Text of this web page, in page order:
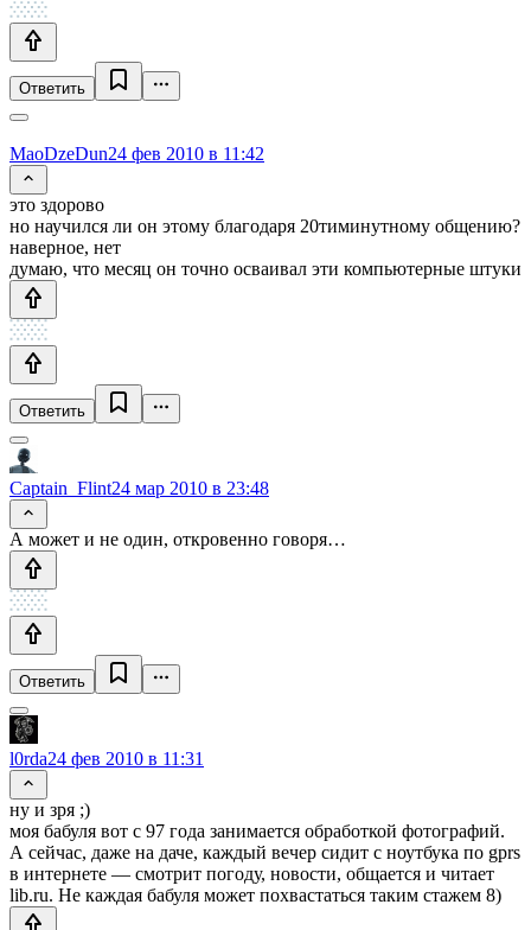
Ответить
MaoDzeDun24 фев 2010 в 11:42
это здорово
но научился ли он этому благодаря 20тиминутному общению?
наверное, нет
думаю, что месяц он точно осваивал эти компьютерные штуки
Ответить
Captain_Flint24 мар 2010 в 23:48
А может и не один, откровенно говоря…
Ответить
l0rda24 фев 2010 в 11:31
ну и зря ;)
моя бабуля вот с 97 года занимается обработкой фотографий.
А сейчас, даже на даче, каждый вечер сидит с ноутбука по gprs
в интернете — смотрит погоду, новости, общается и читает
lib.ru. Не каждая бабуля может похвастаться таким стажем 8)